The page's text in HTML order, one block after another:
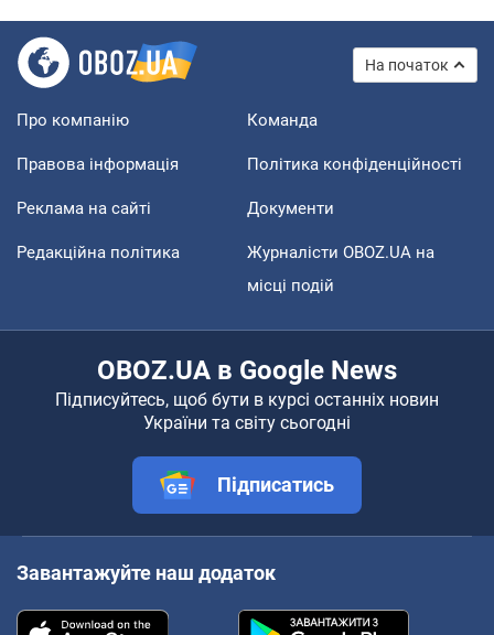
На початок
Про компанію Команда
Правова інформація Політика конфіденційності
Реклама на сайті Документи
Редакційна політика
Журналісти OBOZ.UA на
місці подій
OBOZ.UA в Google News
Підписуйтесь, щоб бути в курсі останніх новин
України та світу сьогодні
Підписатись
Завантажуйте наш додаток